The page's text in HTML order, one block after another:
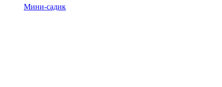
Мини-садик